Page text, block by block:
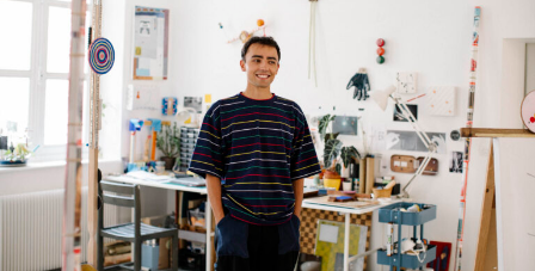
MAGAZINE
ESPACES DE PRATIQUE ARTISTIQUE ↓
Recherche
Connexion